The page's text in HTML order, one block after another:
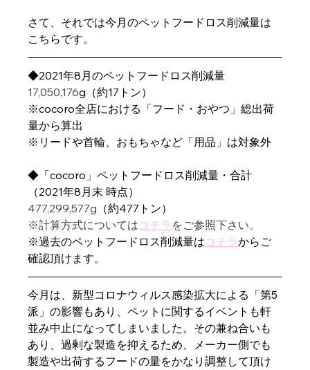
さて、それでは今月のペットフードロス削減量は
こちらです。
◆2021年8月のペットフードロス削減量
17,050,176g（約17トン）
※cocoro全店における「フード・おやつ」総出荷
量から算出
※リードや首輪、おもちゃなど「用品」は対象外
◆「cocoro」ペットフードロス削減量・合計
（2021年8月末 時点）
477,299,577g （約477トン）
※計算方式については コチラ をご参照下さい。
※過去のペットフードロス削減量は コチラからご
確認頂けます。
今月は、新型コロナウィルス感染拡大による「第5
派」の影響もあり、ペットに関するイベントも軒
並み中止になってしまいました。その兼ね合いも
あり、過剰な製造を抑えるため、メーカー側でも
製造や出荷するフードの量をかなり調整して頂け